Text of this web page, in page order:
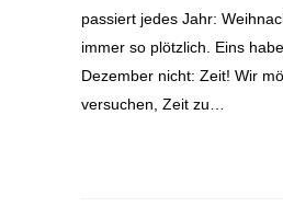
passiert jedes Jahr:
immer so plötzlich. Eins
Dezember nicht: Zeit! Wir
versuchen, Zeit zu…